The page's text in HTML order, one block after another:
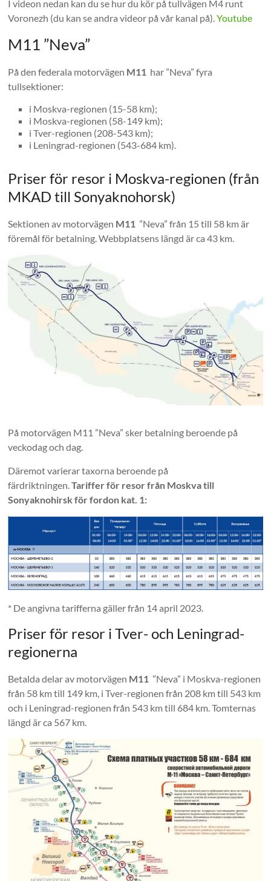
I videon nedan kan du se hur du kör på tullvägen M4 runt
Voronezh (du kan se andra videor på vår kanal på).Youtube
M11 ”Neva”
På den federala motorvägen M11 har ”Neva” fyra
tullsektioner:
i Moskva-regionen (15-58 km);
i Moskva-regionen (58-149 km);
i Tver-regionen (208-543 km);
i Leningrad-regionen (543-684 km).
Priser för resor i Moskva-regionen (från
MKAD till Sonyaknohorsk)
Sektionen av motorvägen M11 ”Neva” från 15 till 58 km är
föremål för betalning. Webbplatsens längd är ca 43 km.
På motorvägen M11 ”Neva” sker betalning beroende på
veckodag och dag.
Däremot varierar taxorna beroende på
färdriktningen.Tariffer för resor från Moskva till
Sonyaknohirsk för fordon kat. 1:
* De angivna tarifferna gäller från 14 april 2023.
Priser för resor i Tver- och Leningrad-
regionerna
Betalda delar av motorvägen M11 ”Neva” i Moskva-regionen
från 58 km till 149 km, i Tver-regionen från 208 km till 543 km
och i Leningrad-regionen från 543 km till 684 km. Tomternas
längd är ca 567 km.